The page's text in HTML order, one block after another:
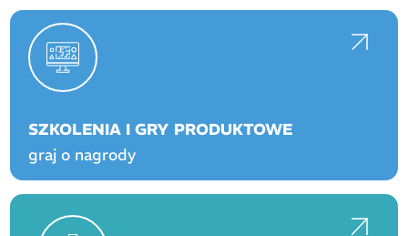
SZKOLENIA I GRY PRODUKTOWE
graj o nagrody